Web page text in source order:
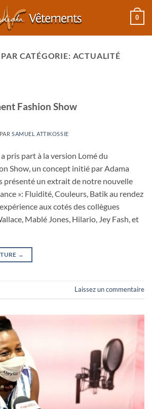
0
CATÉGORIE: ACTUALITÉ
Fashion Show
PARSAMUEL ATTIKOSSIE
pris part à la version Lomé du
Show, un concept initié par Adama
présenté un extrait de notre nouvelle
»: Fluidité, Couleurs, Batik au rendez
aux cotés des collègues
Mablé Jones, Hilario, Jey Fash, et
→
Laissez un commentaire